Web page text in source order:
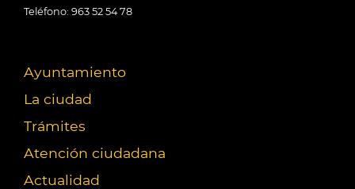
Teléfono: 963 52 54 78
Ayuntamiento
La ciudad
Trámites
Atención ciudadana
Actualidad